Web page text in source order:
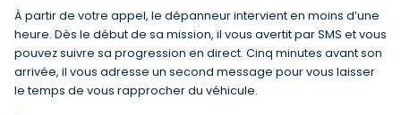
À partir de votre appel, le dépanneur intervient en moins d’une
heure. Dès le début de sa mission, il vous avertit par SMS et vous
pouvez suivre sa progression en direct. Cinq minutes avant son
arrivée, il vous adresse un second message pour vous laisser
le temps de vous rapprocher du véhicule.